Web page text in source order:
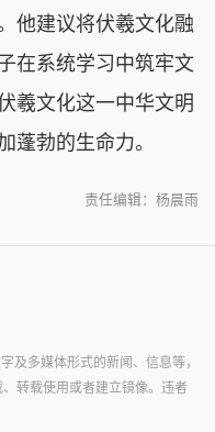
他建议将伏羲文化融
在系统学习中筑牢文
羲文化这一中华文明
蓬勃的生命力。
责任编辑：杨晨雨
及多媒体形式的新闻、信息等，
转载使用或者建立镜像。违者